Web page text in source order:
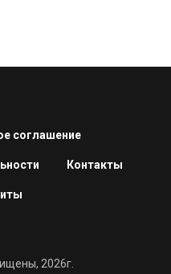
соглашение
Контакты
2026г.